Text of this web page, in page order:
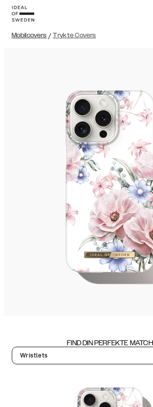
Mobilcovers / Trykte Covers
FIND DIN PERFEKTE MATCH
Wristlets